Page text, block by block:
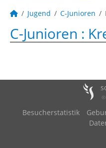
Jugend C-Junioren
C-Junioren :
©
Besucherstatistik